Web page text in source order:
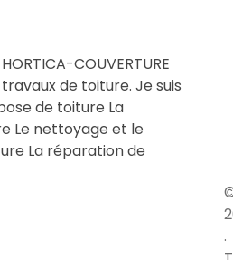
COUVERTURE
de toiture. Je suis
de toiture La
Le nettoyage et le
La réparation de
.